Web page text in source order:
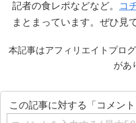
記者の食レポなどなど。
コ
まとまっています。ぜひ見
本記事はアフィリエイトプロ
があ